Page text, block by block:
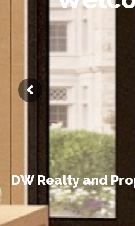
DW Realtyand Pro